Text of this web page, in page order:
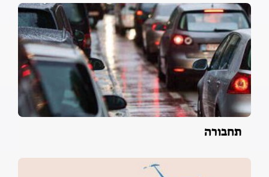
תחבורה